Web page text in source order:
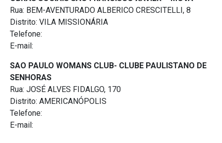
Rua: BEM-AVENTURADO ALBERICO CRESCITELLI, 8
Distrito: VILA MISSIONÁRIA
Telefone:
E-mail:
SAO PAULO WOMANS CLUB- CLUBE PAULISTANO DE
SENHORAS
Rua: JOSÉ ALVES FIDALGO, 170
Distrito: AMERICANÓPOLIS
Telefone:
E-mail: